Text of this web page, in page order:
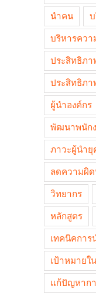
นำคน
บริหารควา
ประสิทธิภา
ประสิทธิภา
ผู้นำองค์กร
พัฒนาพนัก
ภาวะผู้นำยุ
ลดความผิ
วิทยากร
หลักสูตร
เทคนิคการ
เป้าหมายใ
แก้ปัญหาก